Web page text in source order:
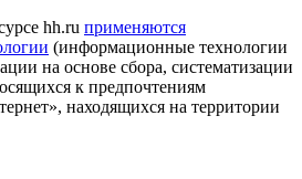
hh.ru применяются
(информационные технологии
на основе сбора, систематизации
к предпочтениям
находящихся на территории